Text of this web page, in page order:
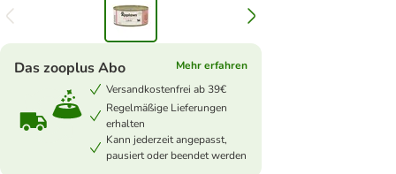
Das zooplus Abo
Mehr erfahren
Versandkostenfrei ab 39€
Regelmäßige Lieferungen
erhalten
Kann jederzeit angepasst,
pausiert oder beendet werden